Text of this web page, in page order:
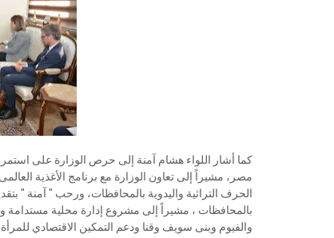
كما أشار اللواء هشام آمنة إلى حرص الوزارة على
مصر، مشيراً إلى تعاون الوزارة مع برنامج الأغذية
الحرف التراثية واليدوية بالمحافظات، ورحب " آمنة "
والفيوم وبنى سويف وقنا ودعم التمكين الاقتصادي